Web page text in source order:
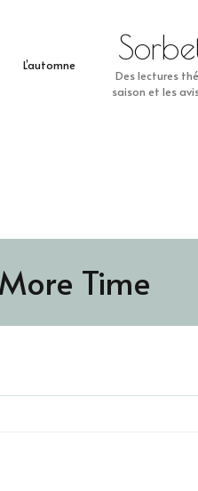
L’automne
Des lectures
saison et les
Time